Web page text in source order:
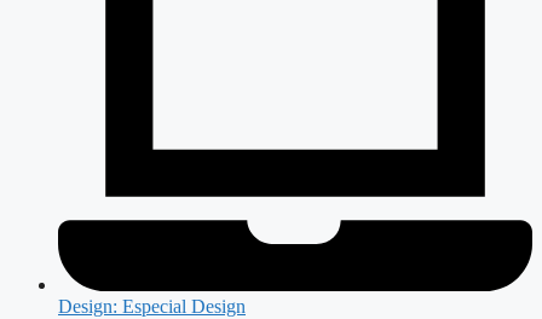
Design: Especial Design